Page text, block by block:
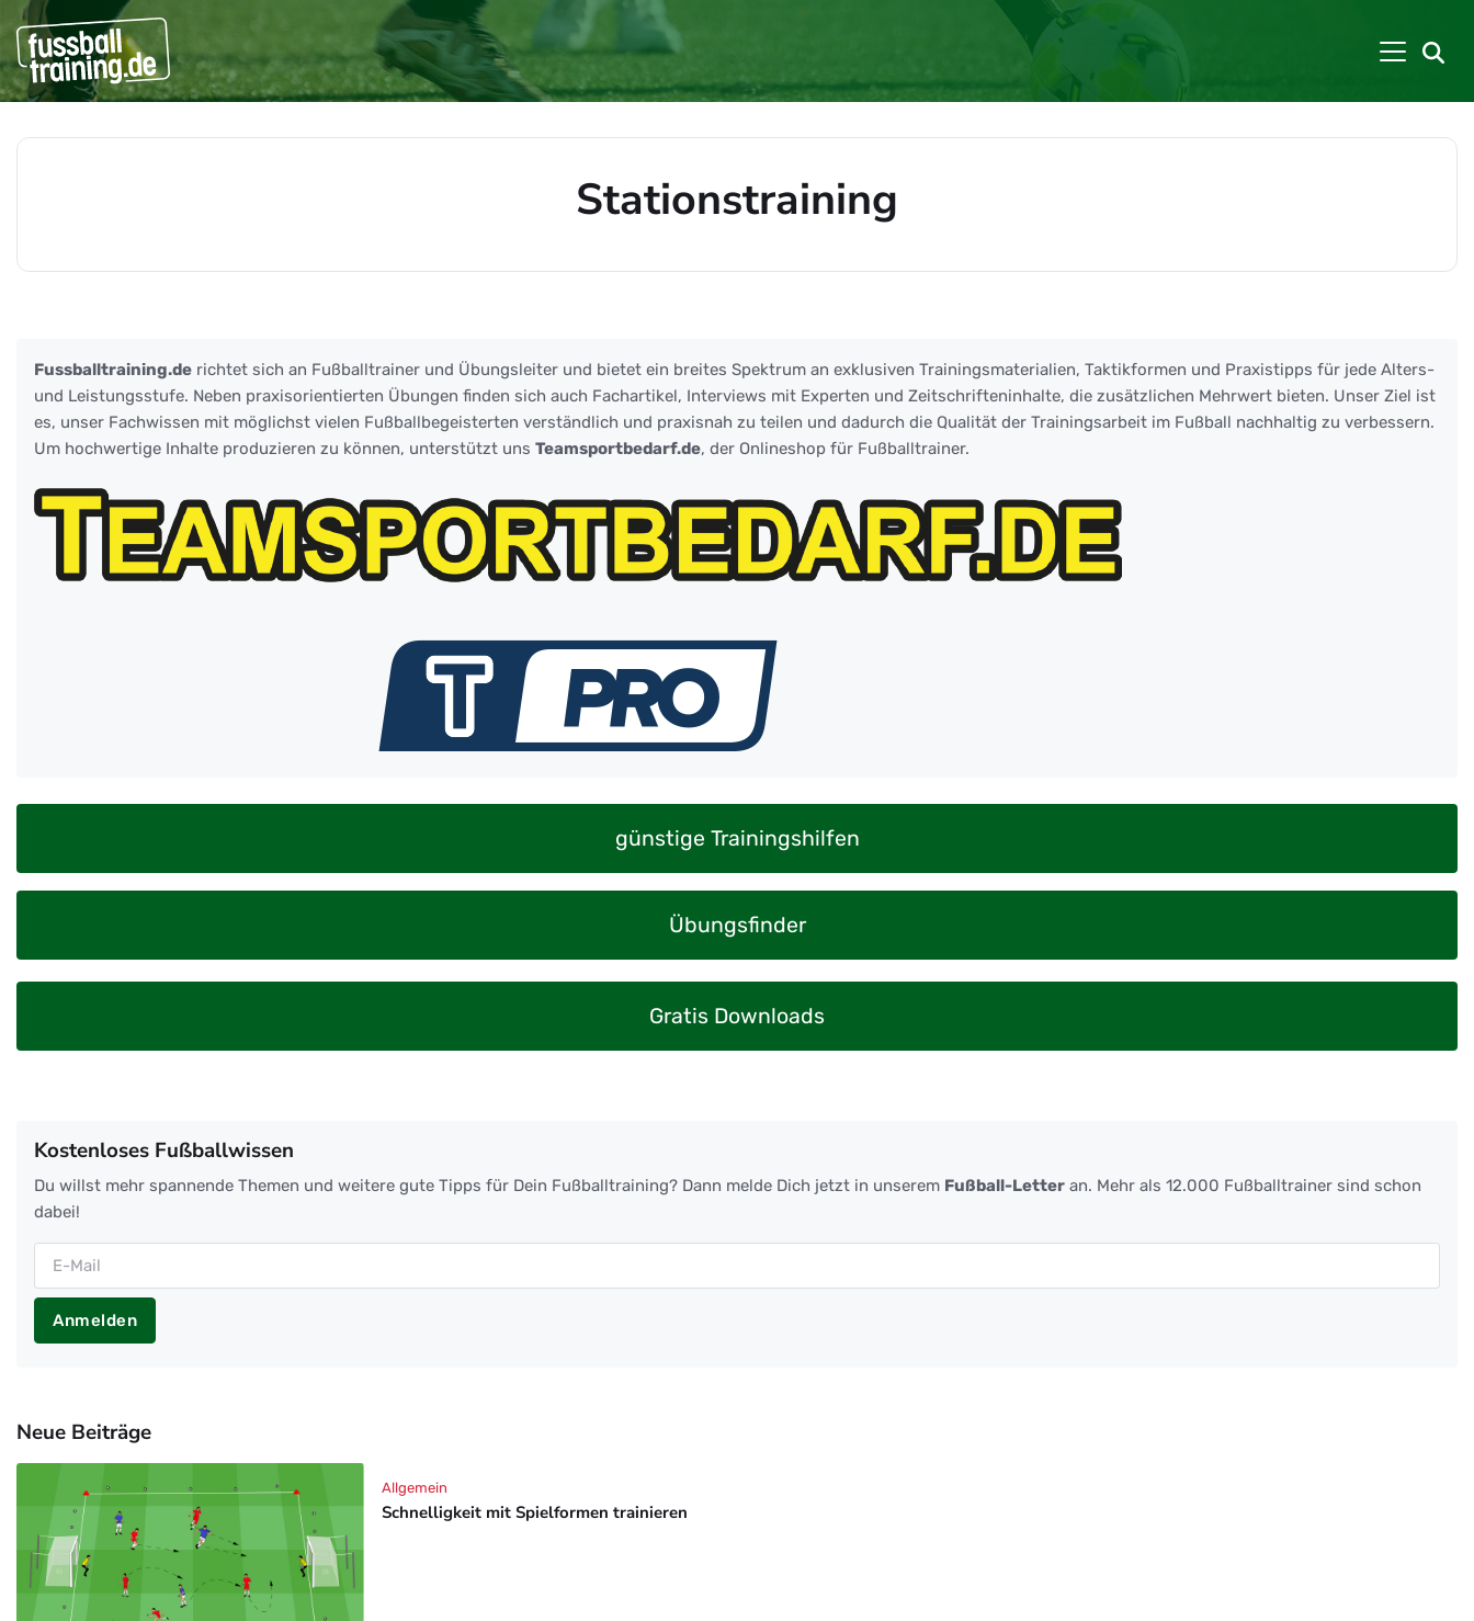
Stationstraining
Fussballtraining.de richtet sich an Fußballtrainer und Übungsleiter und bietet ein breites Spektrum an exklusiven Trainingsmaterialien, Taktikformen und Praxistipps für jede Alters-
und Leistungsstufe. Neben praxisorientierten Übungen finden sich auch Fachartikel, Interviews mit Experten und Zeitschrifteninhalte, die zusätzlichen Mehrwert bieten. Unser Ziel ist
es, unser Fachwissen mit möglichst vielen Fußballbegeisterten verständlich und praxisnah zu teilen und dadurch die Qualität der Trainingsarbeit im Fußball nachhaltig zu verbessern.
Um hochwertige Inhalte produzieren zu können, unterstützt uns Teamsportbedarf.de, der Onlineshop für Fußballtrainer.
günstige Trainingshilfen
Übungsfinder
Gratis Downloads
Kostenloses Fußballwissen
Du willst mehr spannende Themen und weitere gute Tipps für Dein Fußballtraining? Dann melde Dich jetzt in unserem Fußball-Letter an. Mehr als 12.000 Fußballtrainer sind schon
dabei!
Anmelden
Neue Beiträge
Schnelligkeit mit Spielformen trainieren
Allgemein